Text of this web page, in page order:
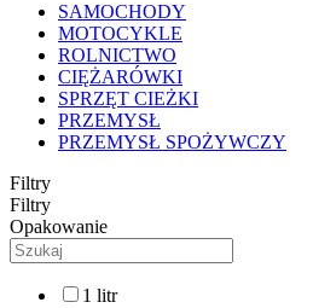
SAMOCHODY
MOTOCYKLE
ROLNICTWO
CIĘŻARÓWKI
SPRZĘT CIEŻKI
PRZEMYSŁ
PRZEMYSŁ SPOŻYWCZY
Filtry
Filtry
Opakowanie
1 litr